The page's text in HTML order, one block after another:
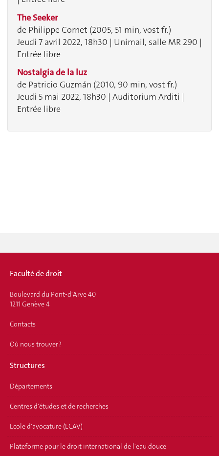
The Seeker
de Philippe Cornet (2005, 51 min, vost fr.)
Jeudi 7 avril 2022, 18h30 | Unimail, salle MR 290 |
Entrée libre
Nostalgia de la luz
de Patricio Guzmán (2010, 90 min, vost fr.)
Jeudi 5 mai 2022, 18h30 | Auditorium Arditi |
Entrée libre
Faculté de droit
Boulevard du Pont-d'Arve 40
1211 Genève 4
Contacts
Où nous trouver ?
Structures
Départements
Centres d'études et de recherches
Ecole d'avocature (ECAV)
Plateforme pour le droit international de l'eau douce